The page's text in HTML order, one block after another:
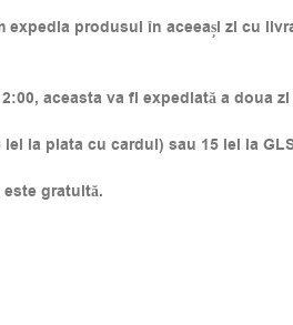
expedia produsul în aceeași zi cu
aceasta va fi expediată a doua
la plata cu cardul) sau 15 lei la
gratuită.